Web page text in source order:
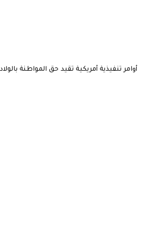
أوامر تنفيذية أمريكية تقيد حق المواطنة